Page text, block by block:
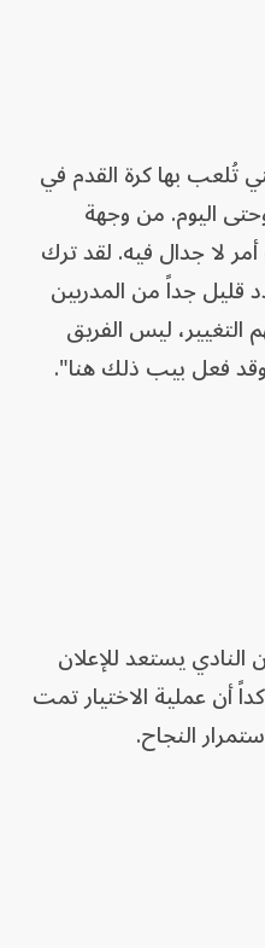
تُلعب بها كرة القدم في
10 سنوات وحتى اليوم. من وجهة
لا جدال فيه. لقد ترك
قليل جداً من المدربين
التغيير، ليس الفريق
فعل بيب ذلك هنا".
يستعد للإعلان
أن عملية الاختيار تمت
النجاح.